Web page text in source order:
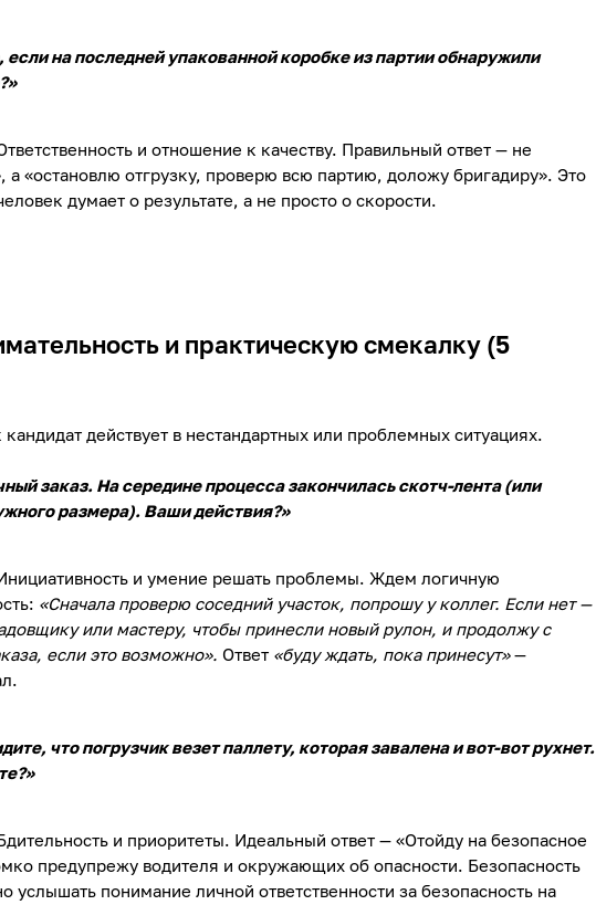
если на последней упакованной коробке из партии обнаружили
и отношение к качеству. Правильный ответ — не
а «остановлю отгрузку, проверю всю партию, доложу бригадиру». Это
думает о результате, а не просто о скорости.
и практическую смекалку (5
действует в нестандартных или проблемных ситуациях.
заказ. На середине процесса закончилась скотч-лента (или
размера). Ваши действия?»
и умение решать проблемы. Ждем логичную
«Сначала проверю соседний участок, попрошу у коллег. Если нет —
или мастеру, чтобы принесли новый рулон, и продолжу с
если это возможно». Ответ «буду ждать, пока принесут»—
что погрузчик везет паллету, которая завалена и вот-вот рухнет.
и приоритеты. Идеальный ответ — «Отойду на безопасное
предупрежу водителя и окружающих об опасности. Безопасность
услышать понимание личной ответственности за безопасность на